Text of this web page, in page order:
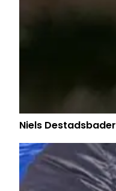
Niels